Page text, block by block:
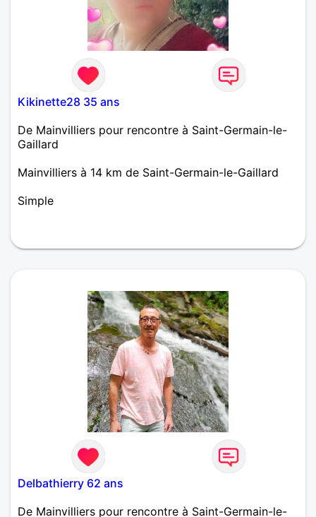
Kikinette28 35 ans
De Mainvilliers pour rencontre à Saint-Germain-le-
Gaillard
Mainvilliers à 14 km de Saint-Germain-le-Gaillard
Simple
Delbathierry 62 ans
De Mainvilliers pour rencontre à Saint-Germain-le-